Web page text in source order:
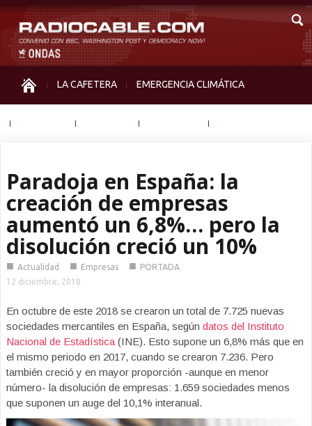
LA CAFETERA EMERGENCIA CLIMÁTICA
Paradoja en España: la
creación de empresas
aumentó un 6,8%… pero la
disolución creció un 10%
■ Actualidad ■ Empresas ■ PORTADA
12 diciembre, 2018
En octubre de este 2018 se crearon un total de 7.725 nuevas
sociedades mercantiles en España, según datos del Instituto
Nacional de Estadística (INE). Esto supone un 6,8% más que en
el mismo periodo en 2017, cuando se crearon 7.236. Pero
también creció y en mayor proporción -aunque en menor
número- la disolución de empresas: 1.659 sociedades menos
que suponen un auge del 10,1% interanual.